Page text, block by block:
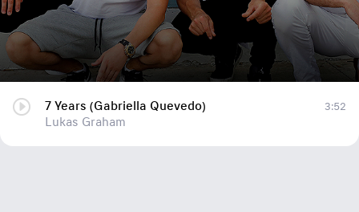
7 Years (Gabriella Quevedo)
Lukas Graham
3:52